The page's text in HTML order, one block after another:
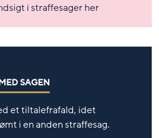
i straffesager her
SAGEN
et tiltalefrafald, idet
i en anden straffesag.